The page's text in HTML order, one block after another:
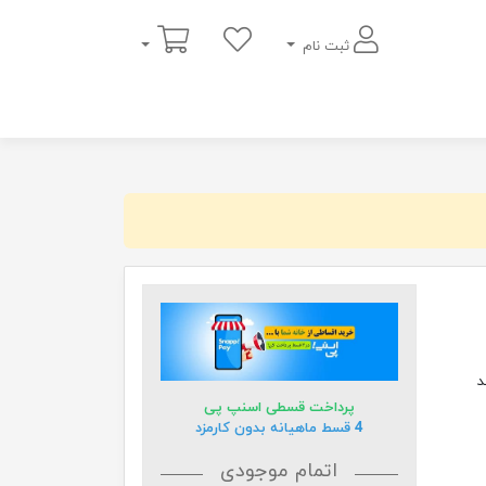
ثبت نام
سبد خرید
پرداخت قسطی اسنپ پی
4 قسط ماهیانه بدون کارمزد
اتمام موجودی